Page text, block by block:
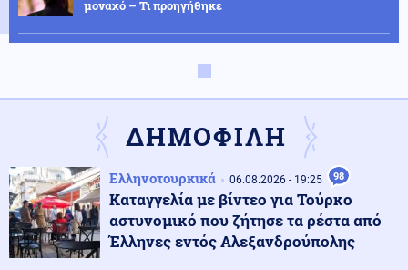
μοναχό – Τι προηγήθηκε
08.08.2026 - 10:25
ΔΥΠΑ έως τις 14 Αυγούστου
Κοινωνία
Λάρισα: Μικρή βελτίωση για τον 43χρονο που
τραυματίστηκε με ηλεκτρικό πατίνι - Παραμένει
διασωληνωμένος
Πνευματικά ωφέλιμα
ΔΗΜΟΦΙΛΗ
Ελληνοτουρκικά 06.08.2026 - 19:25 98
Καταγγελία με βίντεο για Τούρκο
αστυνομικό που ζήτησε τα ρέστα από
Έλληνες εντός Αλεξανδρούπολης